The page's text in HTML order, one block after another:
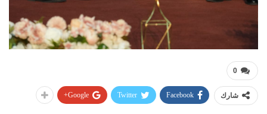
0
شارك Facebook
Twitter
Google+